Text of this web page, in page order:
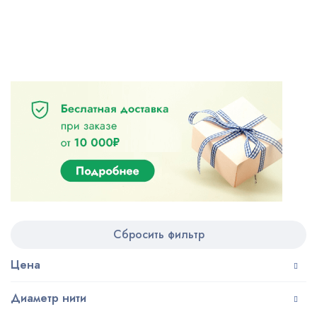
Сбросить фильтр
Цена
Диаметр нити